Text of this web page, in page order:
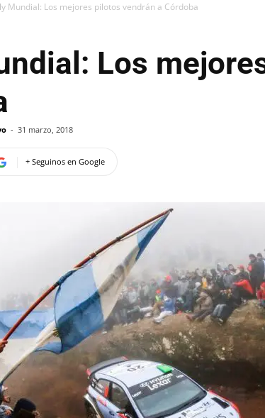
Mundial: Los mejores pilotos vendrán a Córdoba
Los
- 31 marzo, 2018
+ Seguinos en Google